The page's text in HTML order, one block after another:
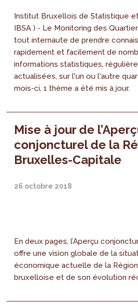
Institut Bruxellois de Statistique
IBSA ) - Le Monitoring des
tout internaute de prendre
rapidement et facilement de
informations statistiques,
actualisées, sur l'un ou l'autre
mois-ci, 1 thème a été mis à jour.
Mise à jour de
conjoncturel de la
Bruxelles-Capitale
26 octobre 2018
En deux pages, l’Aperçu
offre une vision globale de la
économique actuelle de la Région
bruxelloise et de son évolution